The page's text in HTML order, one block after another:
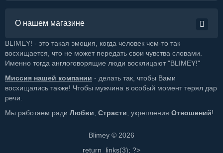
О нашем магазине
BLIMEY! - это такая эмоция, когда человек чем-то так
восхищается, что не может передать свои чувства словами.
Именно тогда англоговорящие люди восклицают "BLIMEY!"
Миссия нашей компании - делать так, чтобы Вами
восхищались также! Чтобы мужчина в особый момент терял дар
речи.
Мы работаем ради Любви Страсти , укрепления Отношений!
Blimey © 2026
return_links(3); ?>